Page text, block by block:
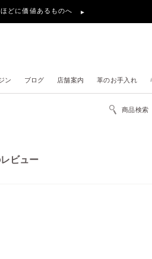
どに価値あるものへ
ン ブログ 店舗案内 革のお手入れ
商品検索
ビュー